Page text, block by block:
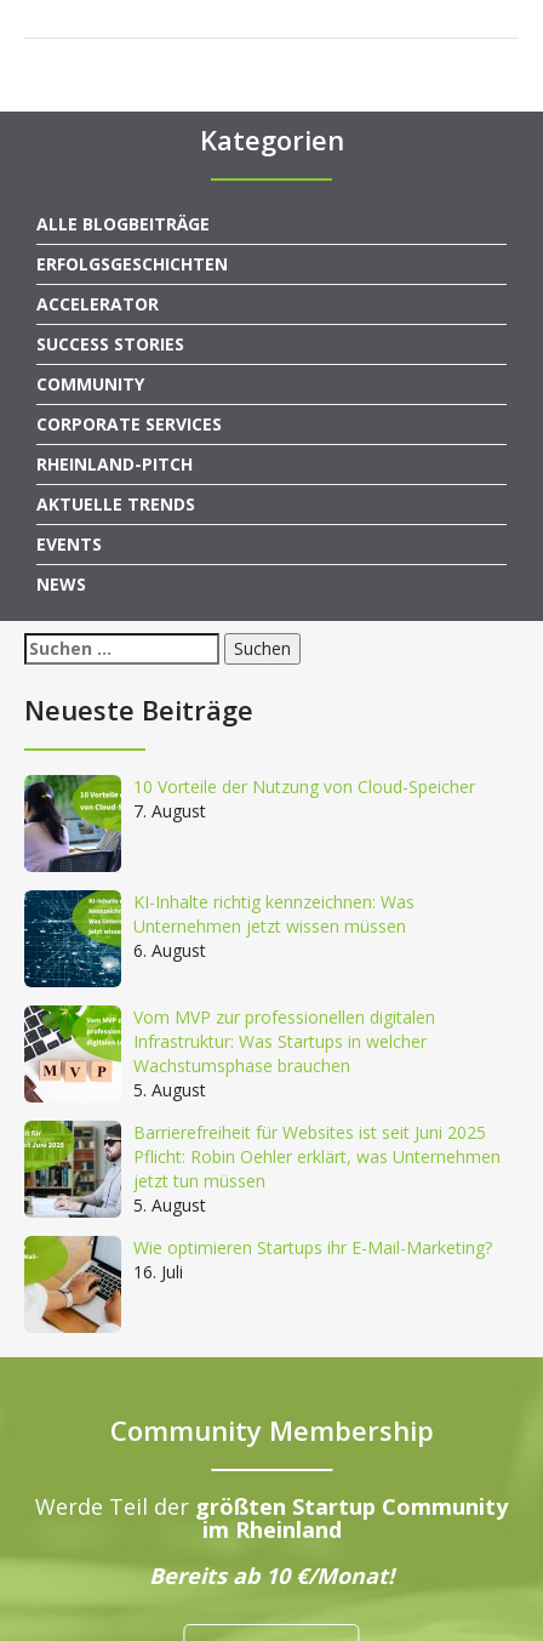
Kategorien
ALLE BLOGBEITRÄGE
ERFOLGSGESCHICHTEN
ACCELERATOR
SUCCESS STORIES
COMMUNITY
CORPORATE SERVICES
RHEINLAND-PITCH
AKTUELLE TRENDS
EVENTS
NEWS
Suchen
nach:
Neueste Beiträge
10 Vorteile der Nutzung von Cloud-Speicher
7. August
KI-Inhalte richtig kennzeichnen: Was
Unternehmen jetzt wissen müssen
6. August
Vom MVP zur professionellen digitalen
Infrastruktur: Was Startups in welcher
Wachstumsphase brauchen
5. August
Barrierefreiheit für Websites ist seit Juni 2025
Pflicht: Robin Oehler erklärt, was Unternehmen
jetzt tun müssen
5. August
Wie optimieren Startups ihr E-Mail-Marketing?
16. Juli
Community Membership
Werde Teil der größten Startup Community
im Rheinland
Bereits ab 10 €/Monat!